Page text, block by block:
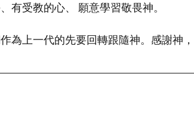
有受教的心、 願意學習敬畏神。
為上一代的先要回轉跟隨神。感謝神，